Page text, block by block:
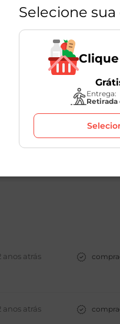
Premium
350g
Unidade:
R$ 16,88
R$ 25,98
anos atrás
anos atrás
Selecione
Entrega:
Retirada